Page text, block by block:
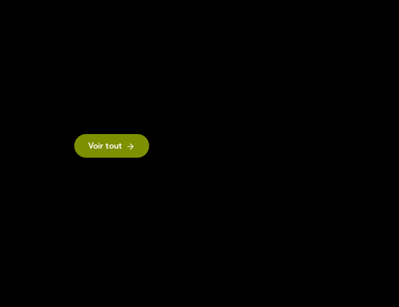
Voir tout